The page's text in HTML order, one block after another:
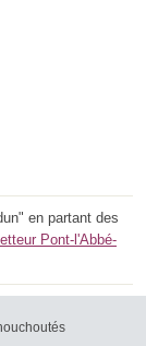
en partant des
Pont-l'Abbé-